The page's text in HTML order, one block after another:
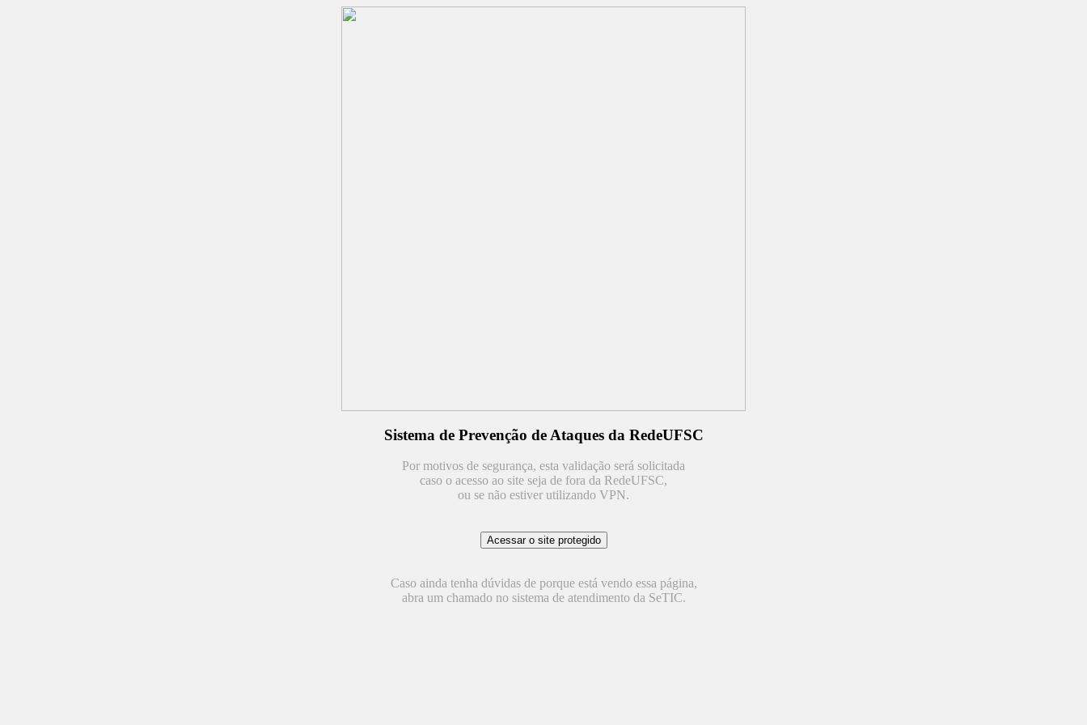
Sistema de Prevenção de Ataques da RedeUFSC
Por motivos de segurança, esta validação será solicitada
caso o acesso ao site seja de fora da RedeUFSC,
ou se não estiver utilizando VPN.
Caso ainda tenha dúvidas de porque está vendo essa página,
abra um chamado no sistema de atendimento da SeTIC.